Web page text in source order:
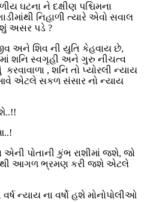
ઘટના ને દક્ષીણ પશ્ચિમના
નિહાળી ત્યારે એવો સવાલ
શું અસર પડે ?
અને શિવ ની યુતિ કેહવાય છે,
શનિ સ્વગૃહી અને ગુરુ નીચત્વ
, શનિ તો પ્યોરલી ન્યાય
એટલે સકળ સંસાર નો ન્યાય
પોતાની કુંભ રાશીમાં જશે, જો
થી આગળ ભ્રમણ કરી જશે એટલે
ન્યાય ના વર્ષો હશે મોનોપોલીઓ